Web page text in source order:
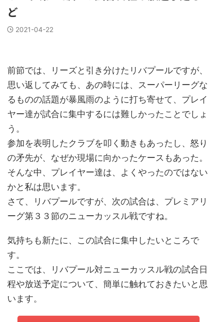
ど
2021-04-22
前節では、リーズと引き分けたリバプールですが、
思い返してみても、あの時には、スーパーリーグな
るものの話題が暴風雨のように打ち寄せて、プレイ
ヤー達が試合に集中するには難しかったことでしょ
う。
参加を表明したクラブを叩く動きもあったし、怒り
の矛先が、なぜか現場に向かったケースもあった。
そんな中、プレイヤー達は、よくやったのではない
かと私は思います。
さて、リバプールですが、次の試合は、プレミアリ
ーグ第３３節のニューカッスル戦ですね。
気持ちも新たに、この試合に集中したいところで
す。
ここでは、リバプール対ニューカッスル戦の試合日
程や放送予定について、簡単に触れておきたいと思
います。